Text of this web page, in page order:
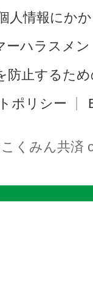
人情報にか
ーハラスメ
防止するた
ポリシー
くみん共済